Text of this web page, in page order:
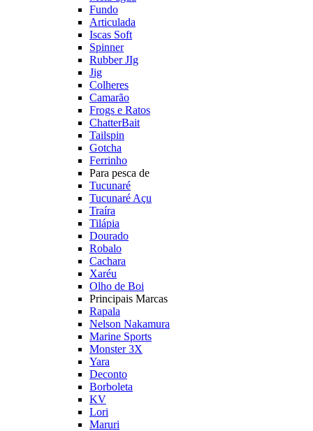
Fundo
Articulada
Iscas Soft
Spinner
Rubber JIg
Jig
Colheres
Camarão
Frogs e Ratos
ChatterBait
Tailspin
Gotcha
Ferrinho
Para pesca de
Tucunaré
Tucunaré Açu
Traíra
Tilápia
Dourado
Robalo
Cachara
Xaréu
Olho de Boi
Principais Marcas
Rapala
Nelson Nakamura
Marine Sports
Monster 3X
Yara
Deconto
Borboleta
KV
Lori
Maruri